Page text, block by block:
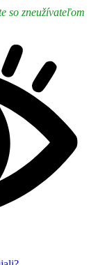
so zneužívateľom